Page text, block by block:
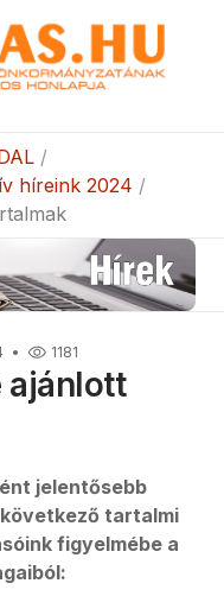
híreink 2024
1181
ajánlott
jelentősebb
tartalmi
figyelmébe a